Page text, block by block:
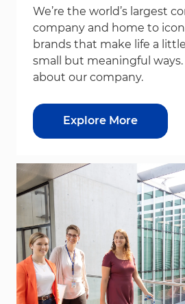
We’re the world’s largest
company and home to
brands that make life a
small but meaningful ways.
about our company.
Explore More